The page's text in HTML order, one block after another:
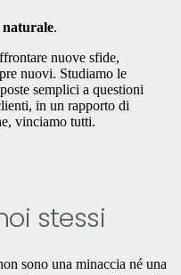
.
nuove sfide,
nuovi. Studiamo le
semplici a questioni
in un rapporto di
vinciamo tutti.
stessi
sono una minaccia né una